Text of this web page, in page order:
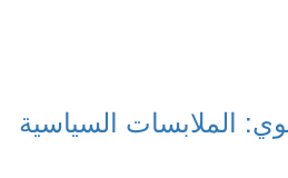
الملابسات السياسية